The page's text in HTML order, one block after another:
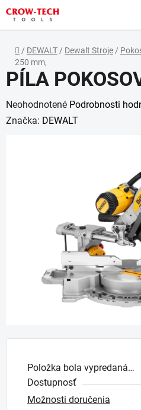
Prejsť
na
obsah
Domov
/ DEWALT / Dewalt Stroje /
250 mm,
Položka bola vypredaná…
Dostupnosť
Možnosti doručenia
PÍLA
Priemerné
hodnotenie
Neohodnotené Podrobnosti
Značka: DEWALT